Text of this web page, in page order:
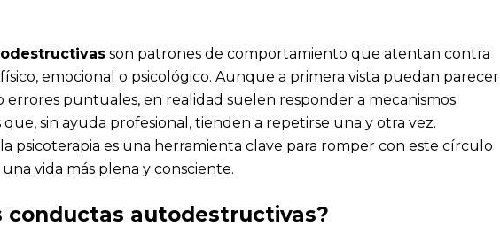
son patrones de comportamiento que atentan contra
emocional o psicológico. Aunque a primera vista puedan parecer
errores puntuales, en realidad suelen responder a mecanismos
sin ayuda profesional, tienden a repetirse una y otra vez.
psicoterapia es una herramienta clave para romper con este círculo
vida más plena y consciente.
conductas autodestructivas?